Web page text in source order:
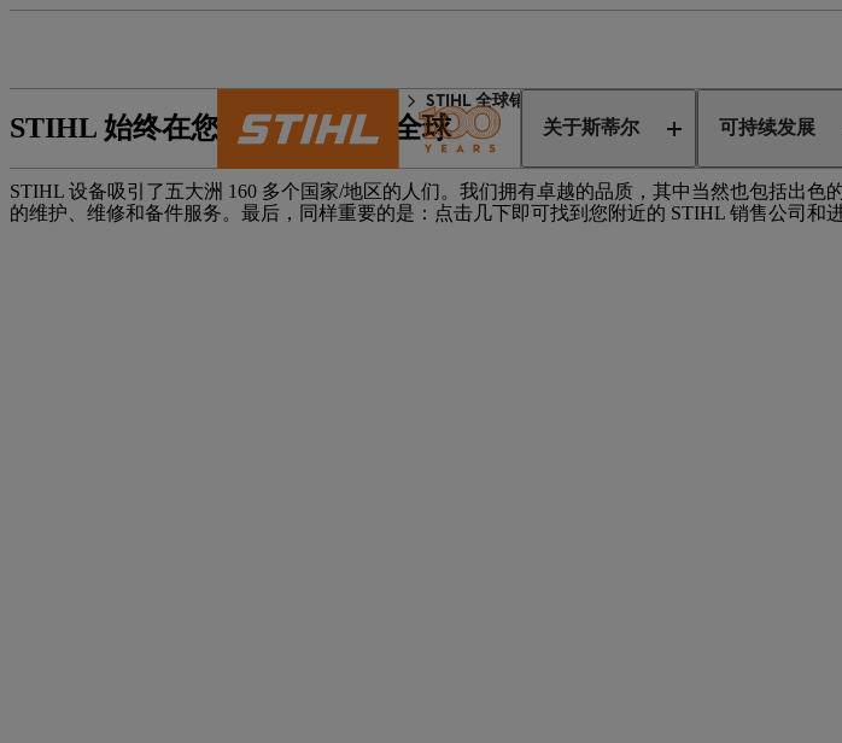
关于斯蒂尔 可持续发展
STIHL 全球销售
STIHL 始终在您身边——遍布全球
STIHL 设备吸引了五大洲 160 多个国家/地区的人们。我们拥有卓越的品质，其中当然也包括出
的维护、维修和备件服务。最后，同样重要的是：点击几下即可找到您附近的 STIHL 销售公司和进